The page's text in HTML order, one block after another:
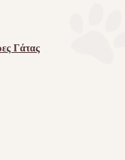
Γάτας